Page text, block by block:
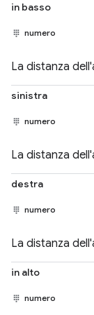
in basso
numero
La distanza
sinistra
numero
La distanza
destra
numero
La distanza
in alto
numero